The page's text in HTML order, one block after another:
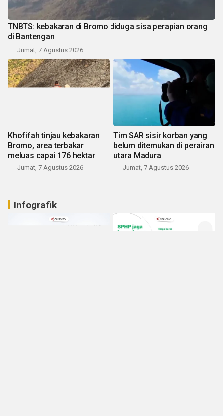
TNBTS: kebakaran di Bromo diduga sisa perapian orang
di Bantengan
Jumat, 7 Agustus 2026
Khofifah tinjau kebakaran
Bromo, area terbakar
meluas capai 176 hektar
Jumat, 7 Agustus 2026
Tim SAR sisir korban yang
belum ditemukan di perairan
utara Madura
Jumat, 7 Agustus 2026
Infografik